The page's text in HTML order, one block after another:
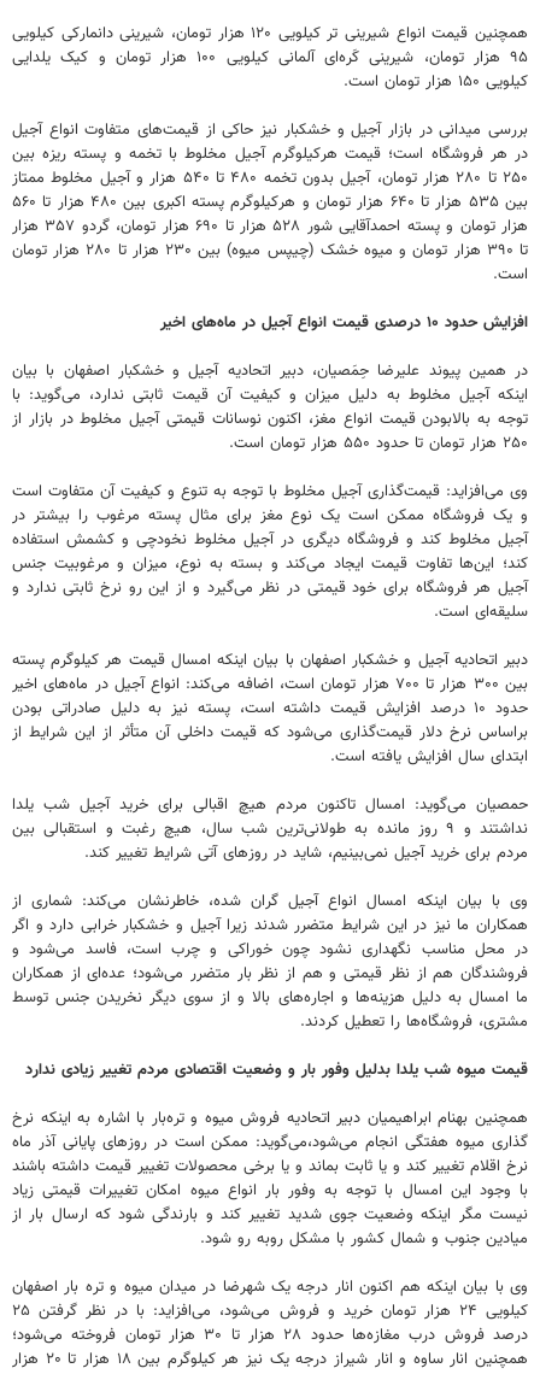
همچنین قیمت انواع شیرینی تر کیلویی ۱۲۰ هزار تومان، شیرینی دانمارکی کیلویی
۹۵ هزار تومان، شیرینی کَره‌ای آلمانی کیلویی ۱۰۰ هزار تومان و کیک یلدایی
کیلویی ۱۵۰ هزار تومان است.
بررسی میدانی در بازار آجیل و خشکبار نیز حاکی از قیمت‌های متفاوت انواع آجیل
در هر فروشگاه است؛ قیمت هرکیلوگرم آجیل مخلوط با تخمه و پسته ریزه بین
۲۵۰ تا ۲۸۰ هزار تومان، آجیل بدون تخمه ۴۸۰ تا ۵۴۰ هزار و آجیل مخلوط ممتاز
بین ۵۳۵ هزار تا ۶۴۰ هزار تومان و هرکیلوگرم پسته اکبری بین ۴۸۰ هزار تا ۵۶۰
هزار تومان و پسته احمدآقایی شور ۵۲۸ هزار تا ۶۹۰ هزار تومان، گردو ۳۵۷ هزار
تا ۳۹۰ هزار تومان و میوه خشک (چیپس میوه) بین ۲۳۰ هزار تا ۲۸۰ هزار تومان
است.
افزایش حدود ۱۰ درصدی قیمت انواع آجیل در ماه‌های اخیر
در همین پیوند علیرضا حِمَصیان، دبیر اتحادیه آجیل و خشکبار اصفهان با بیان
اینکه آجیل مخلوط به دلیل میزان و کیفیت آن قیمت ثابتی ندارد، می‌گوید: با
توجه به بالابودن قیمت انواع مغز، اکنون نوسانات قیمتی آجیل مخلوط در بازار از
۲۵۰ هزار تومان تا حدود ۵۵۰ هزار تومان است.
وی می‌افزاید: قیمت‌گذاری آجیل مخلوط با توجه به تنوع و کیفیت آن متفاوت است
و یک فروشگاه ممکن است یک نوع مغز برای مثال پسته مرغوب را بیشتر در
آجیل مخلوط کند و فروشگاه دیگری در آجیل مخلوط نخودچی و کشمش استفاده
کند؛ این‌ها تفاوت قیمت ایجاد می‌کند و بسته به نوع، میزان و مرغوبیت جنس
آجیل هر فروشگاه برای خود قیمتی در نظر می‌گیرد و از این رو نرخ ثابتی ندارد و
سلیقه‌ای است.
دبیر اتحادیه آجیل و خشکبار اصفهان با بیان اینکه امسال قیمت هر کیلوگرم پسته
بین ۳۰۰ هزار تا ۷۰۰ هزار تومان است، اضافه می‌کند: انواع آجیل در ماه‌های اخیر
حدود ۱۰ درصد افزایش قیمت داشته است، پسته نیز به دلیل صادراتی بودن
براساس نرخ دلار قیمت‌گذاری می‌شود که قیمت داخلی آن متأثر از این شرایط از
ابتدای سال افزایش یافته است.
حمصیان می‌گوید: امسال تاکنون مردم هیچ اقبالی برای خرید آجیل شب یلدا
نداشتند و ۹ روز مانده به طولانی‌ترین شب سال، هیچ رغبت و استقبالی بین
مردم برای خرید آجیل نمی‌بینیم، شاید در روزهای آتی شرایط تغییر کند.‌
وی با بیان اینکه امسال انواع آجیل گران شده، خاطرنشان می‌کند: شماری از
همکاران ما نیز در این شرایط متضرر شدند زیرا آجیل و خشکبار خرابی دارد و اگر
در محل مناسب نگهداری نشود چون خوراکی و چرب است، فاسد می‌شود و
فروشندگان هم از نظر قیمتی و هم از نظر بار متضرر می‌شود؛ عده‌ای از همکاران
ما امسال به دلیل هزینه‌ها و اجاره‌های بالا و از سوی دیگر نخریدن جنس توسط
مشتری، فروشگاه‌ها را تعطیل کردند.
قیمت میوه شب یلدا بدلیل وفور بار و وضعیت اقتصادی مردم تغییر زیادی ندارد
همچنین بهنام ابراهیمیان دبیر اتحادیه فروش میوه و تره‌بار با اشاره به اینکه نرخ
گذاری میوه هفتگی انجام می‌شود،می‌گوید: ممکن است در روزهای پایانی آذر ماه
نرخ اقلام تغییر کند و یا ثابت بماند و یا برخی محصولات تغییر قیمت داشته باشند
با وجود این امسال با توجه به وفور بار انواع میوه امکان تغییرات قیمتی زیاد
نیست مگر اینکه وضعیت جوی شدید تغییر کند و بارندگی شود که ارسال بار از
میادین جنوب و شمال کشور با مشکل روبه رو شود.‌
وی با بیان اینکه هم اکنون انار درجه یک شهرضا در میدان میوه و تره بار اصفهان
کیلویی ۲۴ هزار تومان خرید و فروش می‌شود، می‌افزاید: با در نظر گرفتن ۲۵
درصد فروش درب مغازه‌ها حدود ۲۸ هزار تا ۳۰ هزار تومان فروخته می‌شود؛
همچنین انار ساوه و انار شیراز درجه یک نیز هر کیلوگرم بین ۱۸ هزار تا ۲۰ هزار